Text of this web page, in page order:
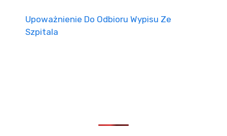
Upoważnienie Do Odbioru Wypisu Ze
Szpitala